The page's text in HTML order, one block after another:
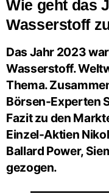
Wie geht das
Wasserstoff
Das Jahr 2023
Wasserstoff.
Thema.
Börsen-Experten
Fazit zu den
Einzel-Aktien
Ballard Power,
gezogen.